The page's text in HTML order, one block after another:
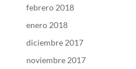
febrero 2018
enero 2018
diciembre 2017
noviembre 2017